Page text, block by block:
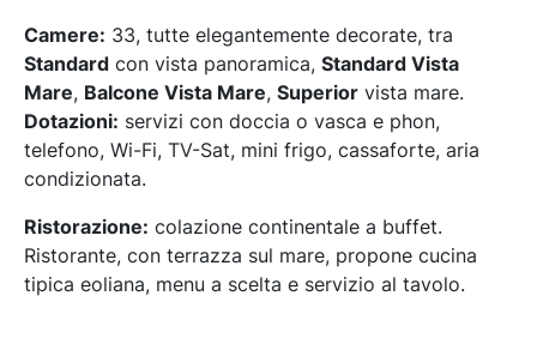
Camere: 33, tutte elegantemente decorate, tra
Standard con vista panoramica, Standard Vista
Mare, Balcone Vista Mare, Superior vista mare.
Dotazioni: servizi con doccia o vasca e phon,
telefono, Wi-Fi, TV-Sat, mini frigo, cassaforte, aria
condizionata.
Ristorazione: colazione continentale a buffet.
Ristorante, con terrazza sul mare, propone cucina
tipica eoliana, menu a scelta e servizio al tavolo.